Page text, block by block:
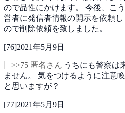
ので品性にかけます。 今後、こ
営者に発信者情報の開示を依頼
ので削除依頼を致しました。
[76]2021年5月9日
>>75 匿名さん うちにも警察は
ません。 気をつけるように注意
と思いますが？
[77]2021年5月9日